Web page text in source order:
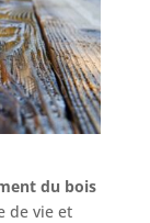
du bois
de vie et